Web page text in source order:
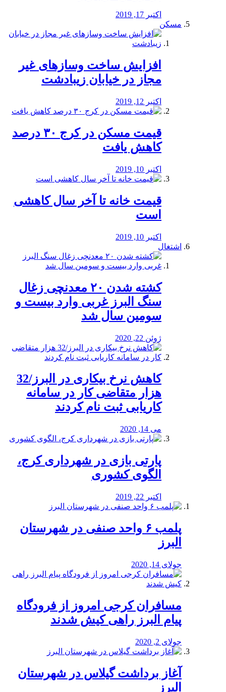
اکتبر 17, 2019
مسکن
افزایش ساخت وسازهای غیر
مجاز در خیابان زیبادشت
اکتبر 12, 2019
️قیمت مسکن در کرج ۳۰ درصد
کاهش یافت
اکتبر 10, 2019
قیمت خانه تا آخر سال کاهشی
است
اکتبر 10, 2019
اشتغال
کشته شدن ۲۰ معدنچی زغال
سنگ البرز غربی وارد بیست و
سومین سال شد
ژوئن 22, 2020
کاهش نرخ بیکاری در البرز/32
هزار متقاضی کار در سامانه
کاریابی ثبت نام کردند
می 14, 2020
پارتی بازی در شهرداری کرج،
الگوی کشوری
اکتبر 22, 2019
پلمب ۶ واحد صنفی در شهرستان
البرز
جولای 14, 2020
مسافران کرجی امروز از فرودگاه
پیام البرز راهی کیش شدند
جولای 2, 2020
آغاز برداشت گیلاس در شهرستان
البرز